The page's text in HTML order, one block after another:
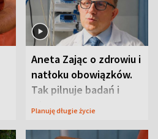
Aneta Zając o zdrowiu i
natłoku obowiązków.
Tak pilnuje badań i
wizyt
Planuję długie życie